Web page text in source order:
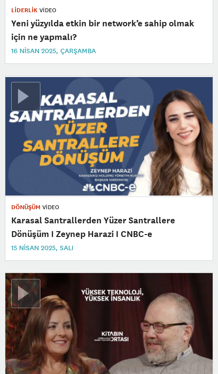
LİDERLİK VİDEO
Yeni yüzyılda etkin bir network’e sahip olmak
için ne yapmalı?
16 NISAN 2025, ÇARŞAMBA
DÖNÜŞÜM VİDEO
Karasal Santrallerden Yüzer Santrallere
Dönüşüm I Zeynep Harazi I CNBC-e
15 NISAN 2025, SALI